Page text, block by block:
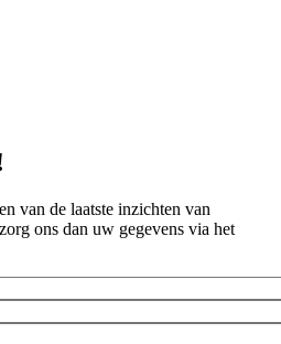
van de laatste inzichten van
ons dan uw gegevens via het